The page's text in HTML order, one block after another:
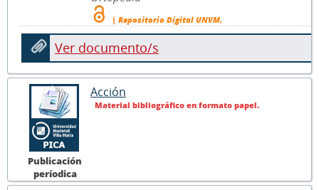
| Repositorio Digital UNVM.
Ver documento/s
Publicación
períodica
Acción
Material bibliográfico en formato papel.